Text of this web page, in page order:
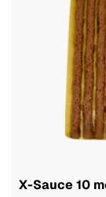
X-Sauce 10